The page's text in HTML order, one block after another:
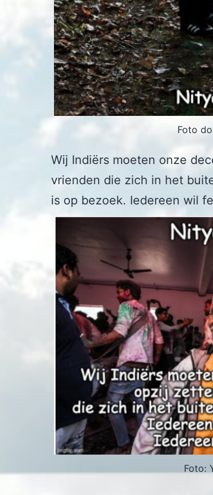
Foto
Wij Indiërs moeten onze
vrienden die zich in het
is op bezoek. Iedereen wil
Foto: